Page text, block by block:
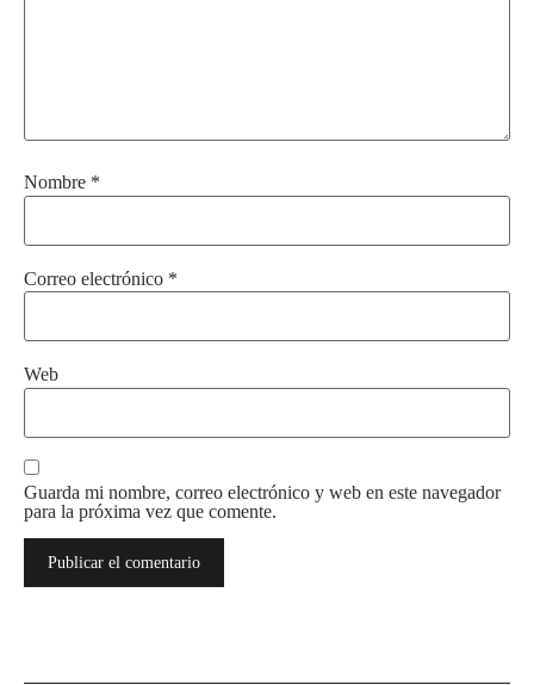
Nombre *
Correo electrónico *
Web
Guarda mi nombre, correo electrónico y web en este navegador
para la próxima vez que comente.